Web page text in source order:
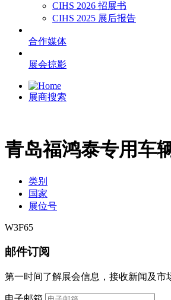
CIHS 2026 招展书
CIHS 2025 展后报告
合作媒体
展会掠影
展商搜索
青岛福鸿泰专用车
类别
国家
展位号
W3F65
邮件订阅
第一时间了解展会信息，接收新闻及市